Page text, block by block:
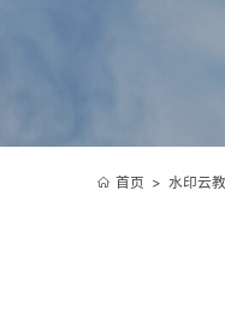
首页 > 水印云